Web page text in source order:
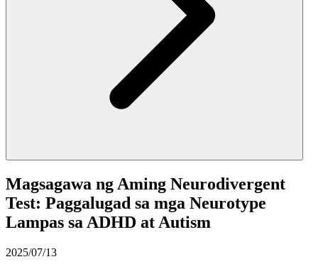
Magsagawa ng Aming Neurodivergent
Test: Paggalugad sa mga Neurotype
Lampas sa ADHD at Autism
2025/07/13